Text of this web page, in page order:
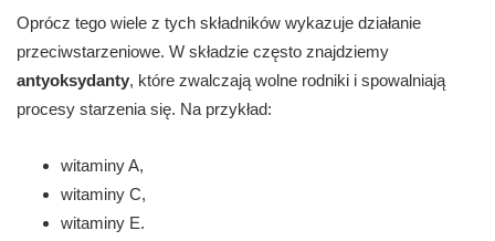
Oprócz tego wiele z tych składników wykazuje działanie
przeciwstarzeniowe. W składzie często znajdziemy
antyoksydanty, które zwalczają wolne rodniki i spowalniają
procesy starzenia się. Na przykład:
witaminy A,
witaminy C,
witaminy E.